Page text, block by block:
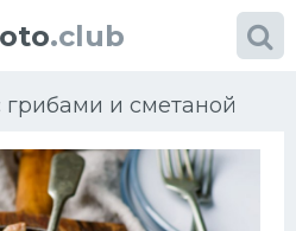
.club
грибами и сметаной